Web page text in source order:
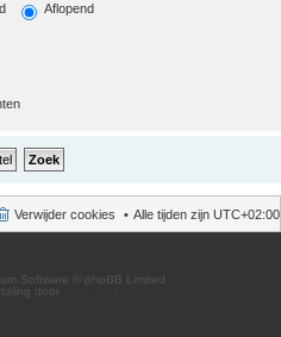
Aflopend
Alle tijden zijn UTC+02:00
Verwijder cookies
Software © phpBB Limited
door